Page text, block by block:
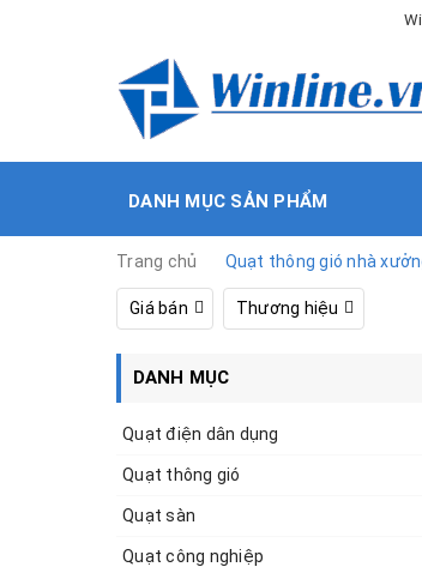
DANH MỤC SẢN PHẨM
Trang chủ Quạt thông gió nhà
Giá bán Thương hiệu
DANH MỤC
Quạt điện dân dụng
Quạt thông gió
Quạt sàn
Quạt công nghiệp